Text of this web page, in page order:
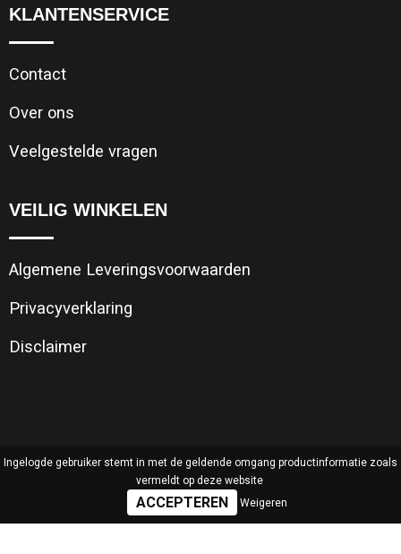
KLANTENSERVICE
Contact
Over ons
Veelgestelde vragen
VEILIG WINKELEN
Algemene Leveringsvoorwaarden
Privacyverklaring
Disclaimer
Ingelogde gebruiker stemt in met de geldende omgang productinformatie zoals
vermeldt op deze website
Weigeren